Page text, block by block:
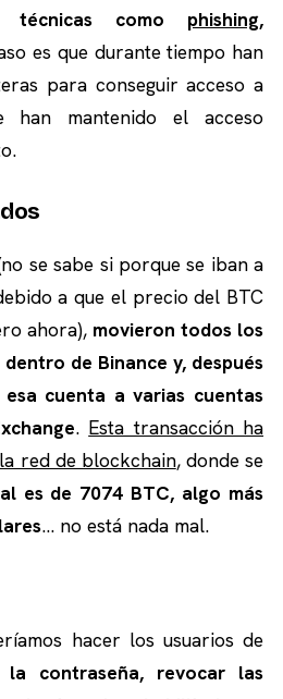
técnicas como phishing,
es que durante tiempo han
para conseguir acceso a
han mantenido el acceso
se sabe si porque se iban a
a que el precio del BTC
ahora), movieron todos los
de Binance y, después
cuenta a varias cuentas
. Esta transacción ha
red de blockchain, donde se
es de 7074 BTC, algo más
… no está nada mal.
hacer los usuarios de
la contraseña, revocar las